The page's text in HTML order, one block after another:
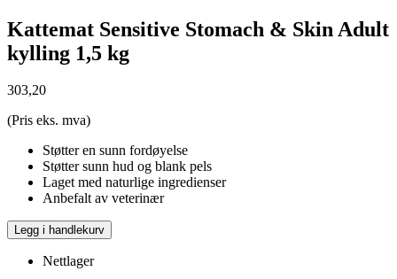
Kattemat Sensitive Stomach & Skin Adult
kylling 1,5 kg
303,20
(Pris eks. mva)
Støtter en sunn fordøyelse
Støtter sunn hud og blank pels
Laget med naturlige ingredienser
Anbefalt av veterinær
Legg i handlekurv
Nettlager